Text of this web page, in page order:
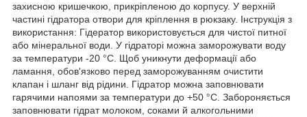
захисною кришечкою, прикріпленою до корпусу. У верхній
частині гідратора отвори для кріплення в рюкзаку. Інструкція з
використання: Гідератор використовується для чистої питної
або мінеральної води. У гідраторі можна заморожувати воду
за температури -20 °C. Щоб уникнути деформації або
ламання, обов'язково перед заморожуванням очистити
клапан і шланг від рідини. Гідратор можна заповнювати
гарячими напоями за температури до +50 °C. Забороняється
заповнювати гідрат молоком, соками й алкогольними